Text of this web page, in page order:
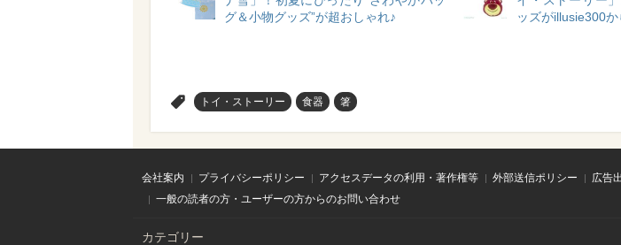
グ＆小物グッズ”が超おしゃれ♪
ッズがillusie300
トイ・ストーリー 食器 箸
会社案内 プライバシーポリシー アクセスデータの利用・著作権等 外部送信ポリシー
広告
一般の読者の方・ユーザーの方からのお問い合わせ
カテゴリー